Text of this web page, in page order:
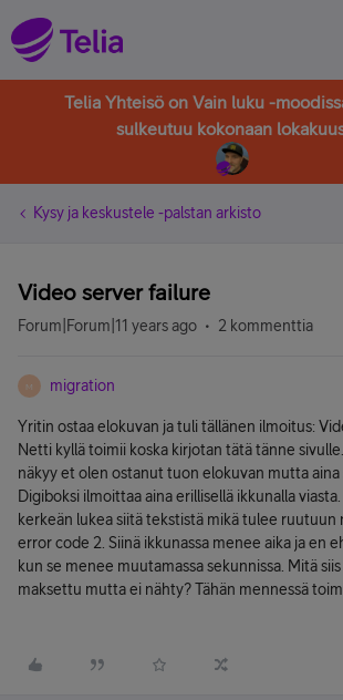
Telia Yhteisö on Vain luku -
sulkeutuu kokonaan
Kysy ja keskustele -palstan arkisto
Video server failure
Forum|Forum|11 years ago 2 kommenttia
M migration
Yritin ostaa elokuvan ja tuli tällänen ilmoitus:
Netti kyllä toimii koska kirjotan tätä tänne
näkyy et olen ostanut tuon elokuvan mutta aina
Digiboksi ilmoittaa aina erillisellä ikkunalla
kerkeän lukea siitä tekstistä mikä tulee ruutuun
error code 2. Siinä ikkunassa menee aika ja en
kun se menee muutamassa sekunnissa. Mitä
maksettu mutta ei nähty? Tähän mennessä